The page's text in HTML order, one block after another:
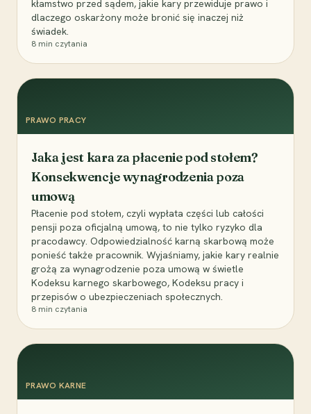
kłamstwo przed sądem, jakie kary przewiduje prawo i
dlaczego oskarżony może bronić się inaczej niż
świadek.
8 min czytania
PRAWO PRACY
Jaka jest kara za płacenie pod stołem?
Konsekwencje wynagrodzenia poza
umową
Płacenie pod stołem, czyli wypłata części lub całości
pensji poza oficjalną umową, to nie tylko ryzyko dla
pracodawcy. Odpowiedzialność karną skarbową może
ponieść także pracownik. Wyjaśniamy, jakie kary realnie
grożą za wynagrodzenie poza umową w świetle
Kodeksu karnego skarbowego, Kodeksu pracy i
przepisów o ubezpieczeniach społecznych.
8 min czytania
PRAWO KARNE